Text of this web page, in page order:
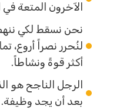
الآخرون المتعة
نحن نسقط لكي
لنُحرر نصراً أروع،
أكثر قوةً ونشاطاً.
الرجل الناجح هو
بعد أن يجد وظيفة.